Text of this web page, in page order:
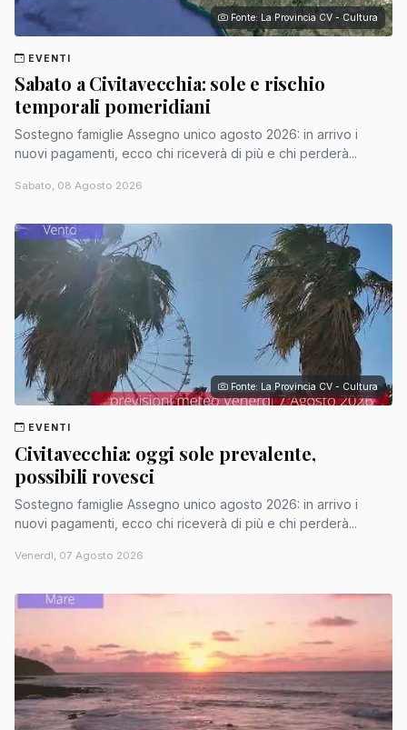
Fonte: La Provincia CV - Cultura
EVENTI
Sabato a Civitavecchia: sole e rischio
temporali pomeridiani
Sostegno famiglie Assegno unico agosto 2026: in arrivo i
nuovi pagamenti, ecco chi riceverà di più e chi perderà...
Sabato, 08 Agosto 2026
Fonte: La Provincia CV - Cultura
EVENTI
Civitavecchia: oggi sole prevalente,
possibili rovesci
Sostegno famiglie Assegno unico agosto 2026: in arrivo i
nuovi pagamenti, ecco chi riceverà di più e chi perderà...
Venerdì, 07 Agosto 2026